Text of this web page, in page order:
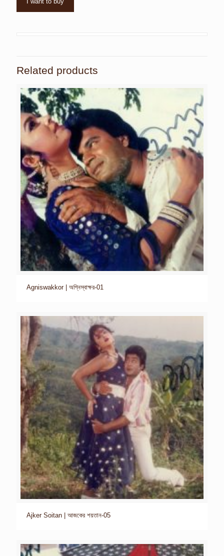
Related products
Agniswakkor | অগ্নিস্বাক্ষর-01
Ajker Soitan | আজকের শয়তান-05